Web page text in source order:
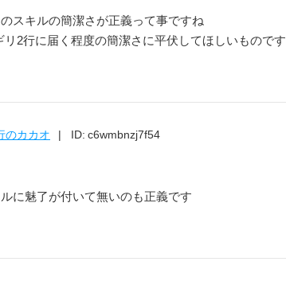
スキルの簡潔さが正義って事ですね
2行に届く程度の簡潔さに平伏してほしいものです
のカカオ ID: c6wmbnzj7f54
に魅了が付いて無いのも正義です